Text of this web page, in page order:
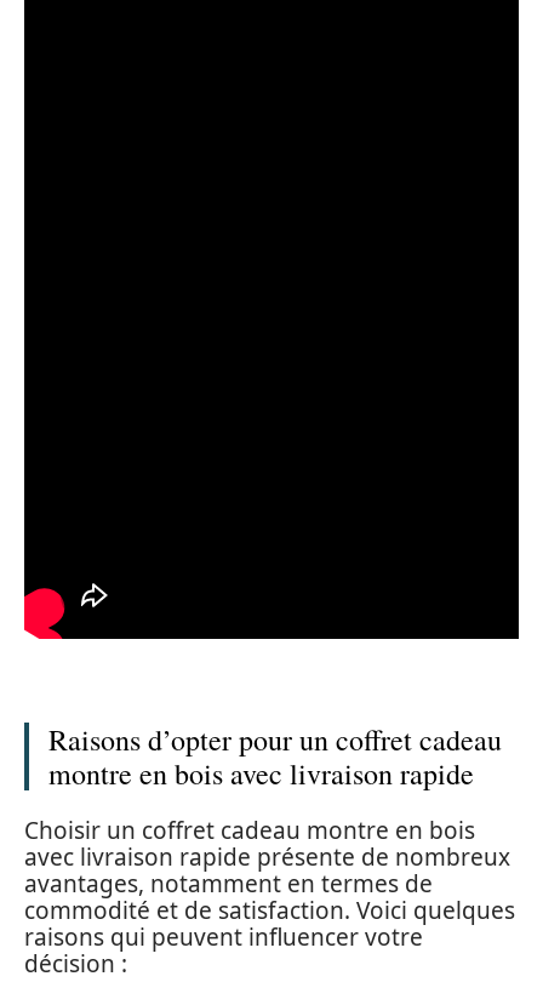
Raisons d’opter pour un coffret cadeau
montre en bois avec livraison rapide
Choisir un coffret cadeau montre en bois
avec livraison rapide présente de nombreux
avantages, notamment en termes de
commodité et de satisfaction. Voici quelques
raisons qui peuvent influencer votre
décision :